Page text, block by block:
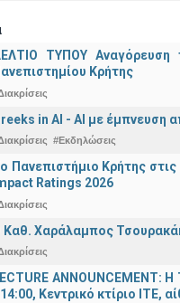
ΤΥΠΟΥ Αναγόρευση
Κρήτης
in AI - ΑΙ με έμπνευση
#Εκδηλώσεις
Πανεπιστήμιο Κρήτης
Ratings 2026
Καθ. Χαράλαμπος
ANNOUNCEMENT:
Κεντρικό κτίριο ΙΤΕ,